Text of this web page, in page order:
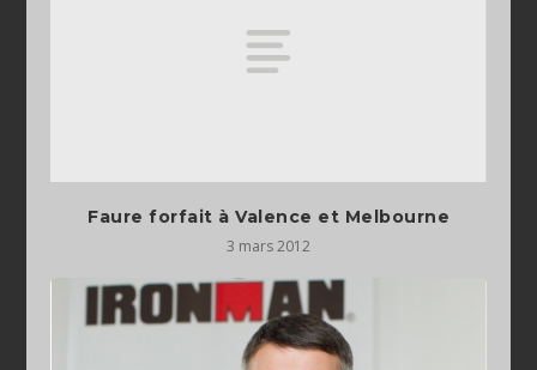
Faure forfait à Valence et Melbourne
3 mars 2012